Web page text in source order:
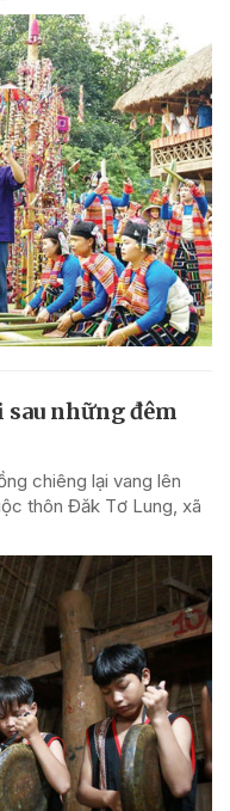
những đêm
chiêng lại vang lên
thôn Đăk Tơ Lung, xã